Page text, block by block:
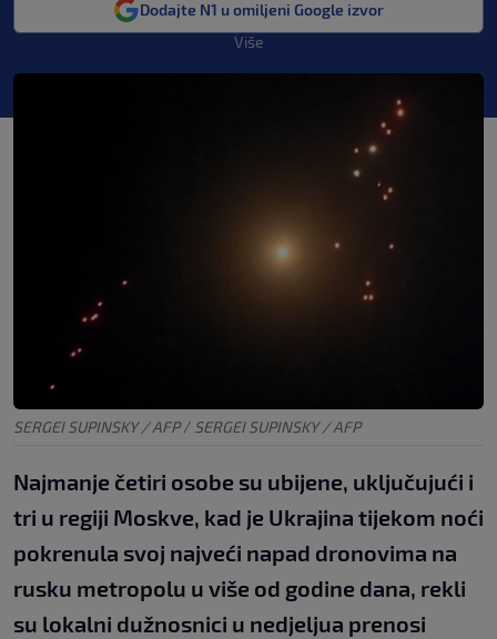
Dodajte N1 u omiljeni Google izvor
Više
SERGEI SUPINSKY / AFP / SERGEI SUPINSKY / AFP
Najmanje četiri osobe su ubijene, uključujući i
tri u regiji Moskve, kad je Ukrajina tijekom noći
pokrenula svoj najveći napad dronovima na
rusku metropolu u više od godine dana, rekli
su lokalni dužnosnici u nedjeljua prenosi